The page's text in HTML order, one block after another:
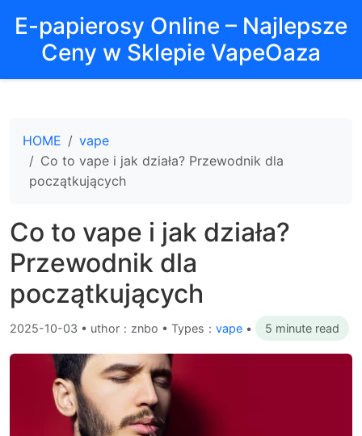
E-papierosy Online – Najlepsze
Ceny w Sklepie VapeOaza
HOME
vape
Co to vape i jak działa? Przewodnik dla
początkujących
Co to vape i jak działa?
Przewodnik dla
początkujących
2025-10-03 • uthor：znbo • Types： vape • 5 minute read